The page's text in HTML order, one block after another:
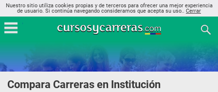
Nuestro sitio utiliza cookies propias y de terceros para ofrecer una mejor experiencia
de usuario. Si continúa navegando consideramos que acepta su uso.. Cerrar
Compara Carreras en Institución